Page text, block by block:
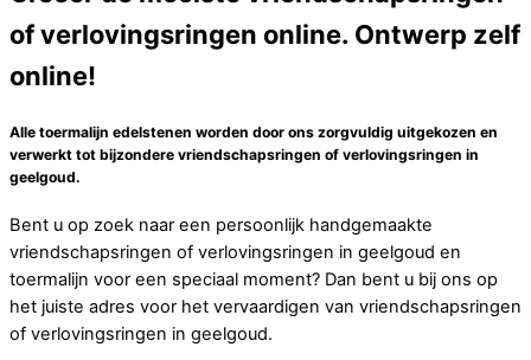
of verlovingsringen online. Ontwerp zelf
online!
Alle toermalijn edelstenen worden door ons zorgvuldig uitgekozen en
verwerkt tot bijzondere vriendschapsringen of verlovingsringen in
geelgoud.
Bent u op zoek naar een persoonlijk handgemaakte
vriendschapsringen of verlovingsringen in geelgoud en
toermalijn voor een speciaal moment? Dan bent u bij ons op
het juiste adres voor het vervaardigen van vriendschapsringen
of verlovingsringen in geelgoud.